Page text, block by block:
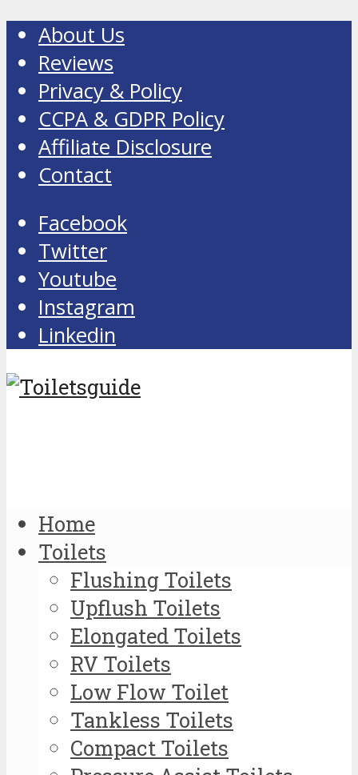
About Us
Reviews
Privacy & Policy
CCPA & GDPR Policy
Affiliate Disclosure
Contact
Facebook
Twitter
Youtube
Instagram
Linkedin
Home
Toilets
Flushing Toilets
Upflush Toilets
Elongated Toilets
RV Toilets
Low Flow Toilet
Tankless Toilets
Compact Toilets